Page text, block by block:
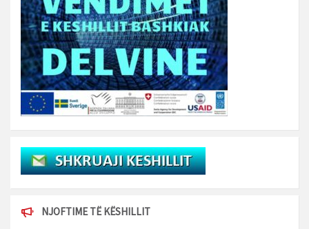
NJOFTIME TË KËSHILLIT